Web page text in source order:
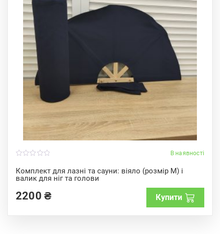
В наявності
Комплект для лазні та сауни: віяло (розмір М) і
валик для ніг та голови
o
u
t
f
5
2200 ₴ Купити